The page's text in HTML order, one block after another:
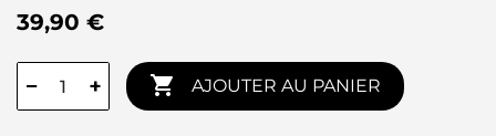
39,90 €
− +  AJOUTER AU PANIER